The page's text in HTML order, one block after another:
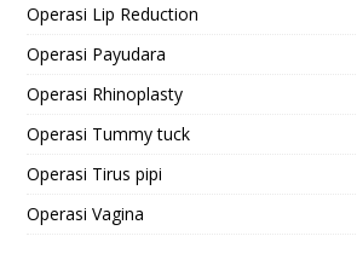
Operasi Lip Reduction
Operasi Payudara
Operasi Rhinoplasty
Operasi Tummy tuck
Operasi Tirus pipi
Operasi Vagina